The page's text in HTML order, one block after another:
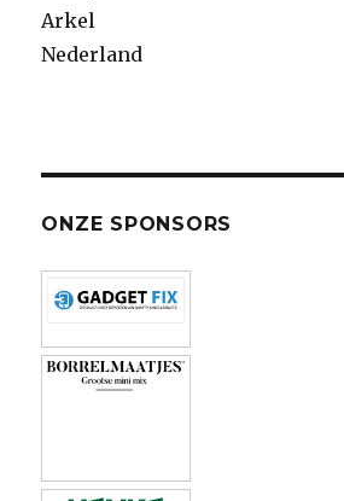
Arkel
Nederland
ONZE SPONSORS